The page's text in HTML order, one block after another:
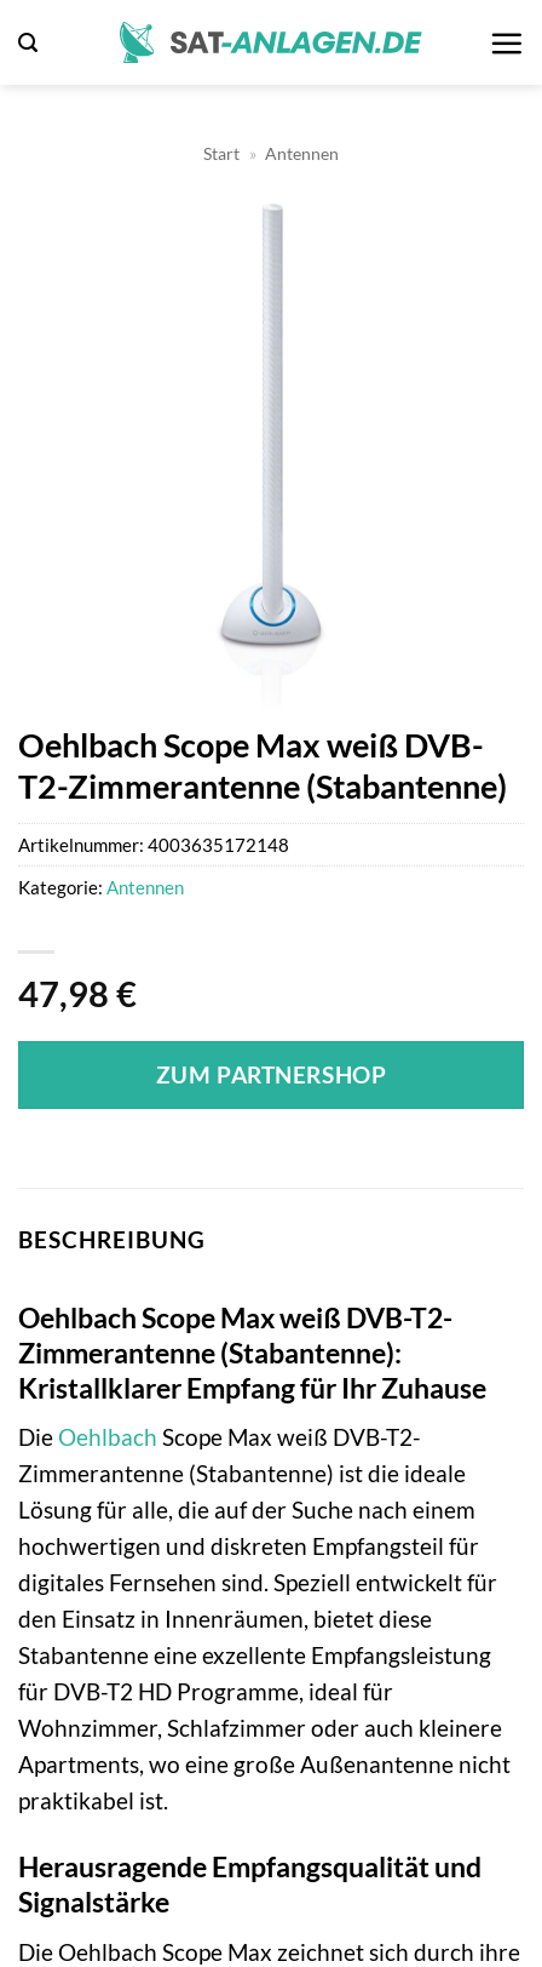
Inhalt
Start » Antennen
Oehlbach Scope Max weiß DVB-
T2-Zimmerantenne (Stabantenne)
47,98 €
ZUM PARTNERSHOP
Artikelnummer: 4003635172148
Kategorie: Antennen
BESCHREIBUNG
Oehlbach Scope Max weiß DVB-T2-
Zimmerantenne (Stabantenne):
Kristallklarer Empfang für Ihr Zuhause
Die Oehlbach Scope Max weiß DVB-T2-
Zimmerantenne (Stabantenne) ist die ideale
Lösung für alle, die auf der Suche nach einem
hochwertigen und diskreten Empfangsteil für
digitales Fernsehen sind. Speziell entwickelt für
den Einsatz in Innenräumen, bietet diese
Stabantenne eine exzellente Empfangsleistung
für DVB-T2 HD Programme, ideal für
Wohnzimmer, Schlafzimmer oder auch kleinere
Apartments, wo eine große Außenantenne nicht
praktikabel ist.
Herausragende Empfangsqualität und
Signalstärke
Die Oehlbach Scope Max zeichnet sich durch ihre